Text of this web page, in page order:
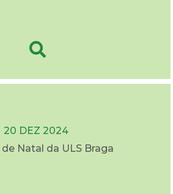
20 DEZ 2024
Natal da ULS Braga